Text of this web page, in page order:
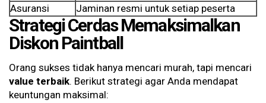
Asuransi
Jaminan resmi untuk setiap peserta
Strategi Cerdas Memaksimalkan
Diskon Paintball
Orang sukses tidak hanya mencari murah, tapi mencari
value terbaik. Berikut strategi agar Anda mendapat
keuntungan maksimal: